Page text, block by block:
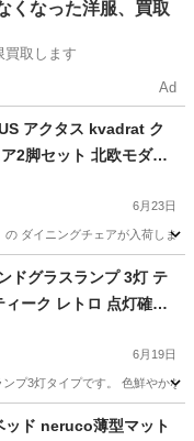
くなった洋服、買取
買取します
Ad
アクタス kvadrat ク
2脚セット 北欧モダン
6月23日
ダイニングチェアが入荷しま
ドグラスランプ 3灯 テ
ーク レトロ 点灯確認
6月19日
プ3灯タイプです。 色鮮やか
ッド neruco薄型マット